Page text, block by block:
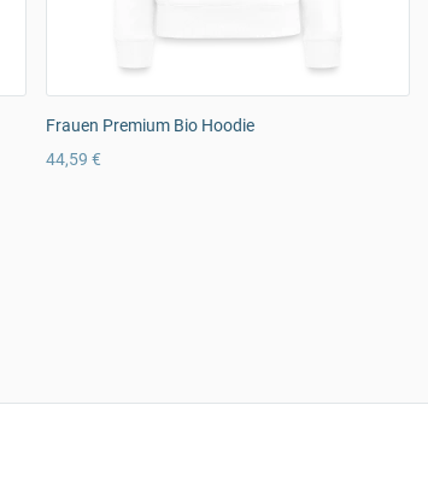
Frauen Premium Bio Hoodie
44,59 €